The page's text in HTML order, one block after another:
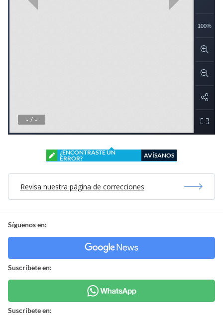
¿ENCONTRASTE UN
ERROR?
AVÍSANOS
Revisa nuestra página de correcciones
Síguenos en:
Suscríbete en:
Suscríbete en: